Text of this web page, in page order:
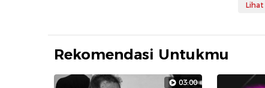
Rekomendasi Untukmu
03:00